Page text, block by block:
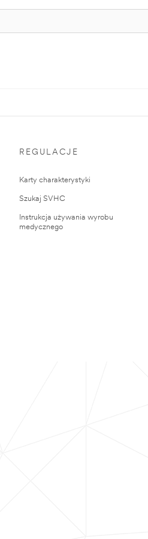
REGULACJE
Karty charakterystyki
Szukaj SVHC
Instrukcja używania wyrobu
medycznego